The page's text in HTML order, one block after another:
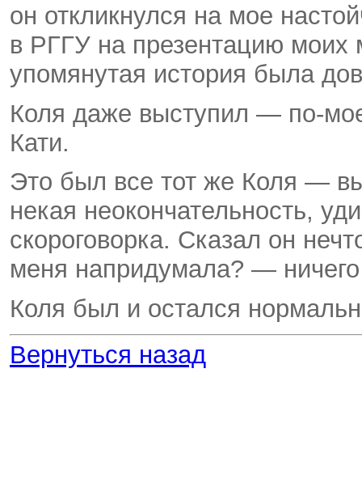
он откликнулся на мое
в РГГУ на презентацию
упомянутая история была
Коля даже выступил — по-
Кати.
Это был все тот же Коля —
некая неокончательность,
скороговорка. Сказал он
меня напридумала? —
Коля был и остался
Вернуться назад